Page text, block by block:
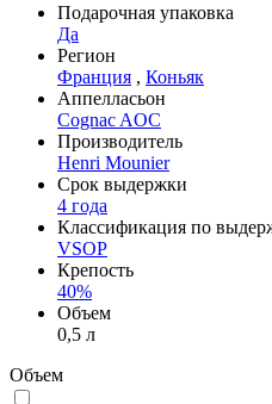
Подарочная упаковка
Да
Регион
Франция , Коньяк
Аппелласьон
Cognac AOC
Производитель
Henri Mounier
Срок выдержки
4 года
Классификация по
VSOP
Крепость
40%
Объем
0,5 л
Объем